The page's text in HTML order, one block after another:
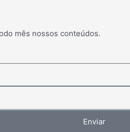
mês nossos conteúdos.
Enviar